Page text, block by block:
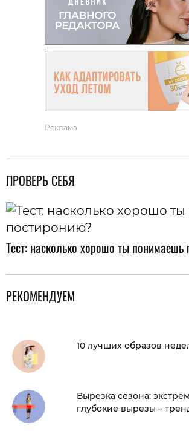
Реклама
ПРОВЕРЬ СЕБЯ
Тест: насколько хорошо ты понимаешь
РЕКОМЕНДУЕМ
10 лучших образов
Вырезка сезона:
глубокие вырезы –